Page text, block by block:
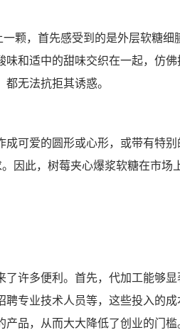
颗，首先感受到的是外层软糖细
和适中的甜味交织在一起，仿佛
无法抗拒其诱惑。
可爱的圆形或心形，或带有特别
因此，树莓夹心爆浆软糖在市场
许多便利。首先，代加工能够
专业技术人员等，这些投入的成
品，从而大大降低了创业的门槛